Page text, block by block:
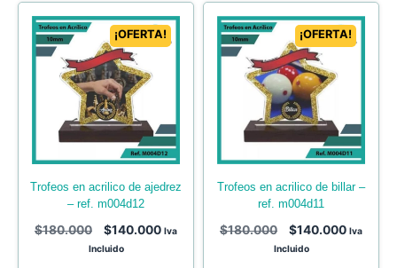
¡OFERTA!
trofeos en acrilico de ajedrez
– ref. m004d12
$180.000 $140.000 Iva
Incluido
¡OFERTA!
trofeos en acrilico de billar –
ref. m004d11
$180.000 $140.000 Iva
Incluido